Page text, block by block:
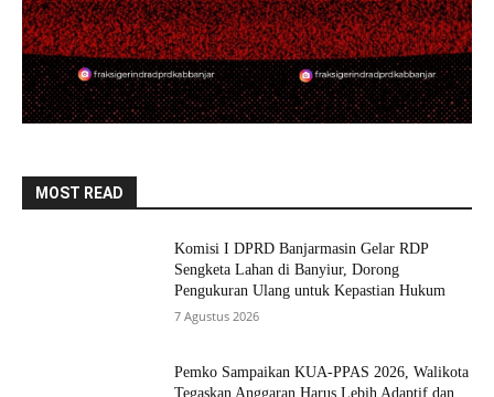
MOST READ
Komisi I DPRD Banjarmasin Gelar RDP
Sengketa Lahan di Banyiur, Dorong
Pengukuran Ulang untuk Kepastian Hukum
7 Agustus 2026
Pemko Sampaikan KUA-PPAS 2026, Walikota
Tegaskan Anggaran Harus Lebih Adaptif dan